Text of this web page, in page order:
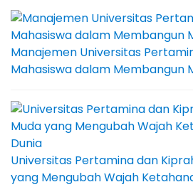
Manajemen Universitas
Mahasiswa dalam Membangun
Universitas Pertamina dan
yang Mengubah Wajah